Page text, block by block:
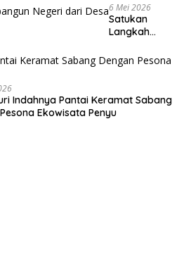
6 Mei 2026
Satukan
Langkah
Negeri dari
Desa
Indahnya Pantai Keramat Sabang
Ekowisata Penyu